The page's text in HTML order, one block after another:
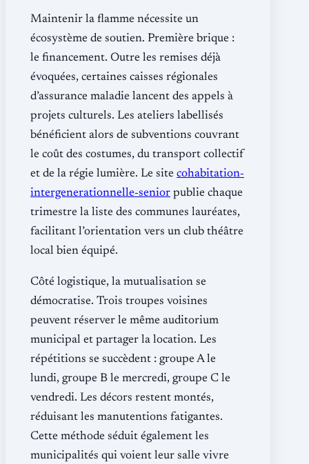
Maintenir la flamme nécessite un
écosystème de soutien. Première brique :
le financement. Outre les remises déjà
évoquées, certaines caisses régionales
d’assurance maladie lancent des appels à
projets culturels. Les ateliers labellisés
bénéficient alors de subventions couvrant
le coût des costumes, du transport collectif
et de la régie lumière. Le site cohabitation‐
intergenerationnelle‐senior publie chaque
trimestre la liste des communes lauréates,
facilitant l’orientation vers un club théâtre
local bien équipé.
Côté logistique, la mutualisation se
démocratise. Trois troupes voisines
peuvent réserver le même auditorium
municipal et partager la location. Les
répétitions se succèdent : groupe A le
lundi, groupe B le mercredi, groupe C le
vendredi. Les décors restent montés,
réduisant les manutentions fatigantes.
Cette méthode séduit également les
municipalités qui voient leur salle vivre